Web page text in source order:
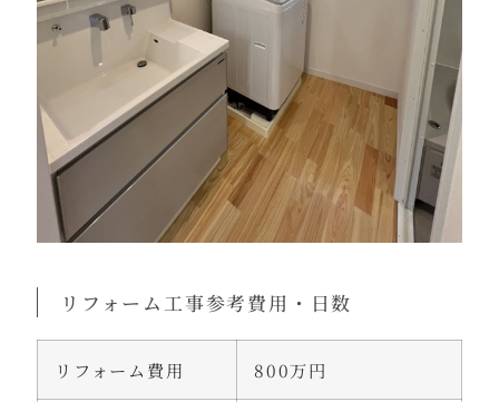
リフォーム工事参考費用・日数
リフォーム費用 800万円